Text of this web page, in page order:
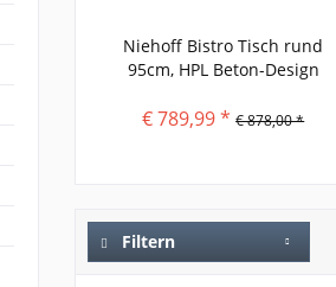
Niehoff Bistro Tisch rund
95cm, HPL Beton-Design
€ 789,99 * € 878,00 *
Filtern